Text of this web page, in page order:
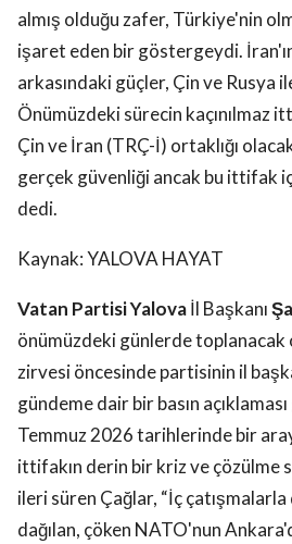
almış olduğu zafer, Türkiye'nin
işaret eden bir göstergeydi.
arkasındaki güçler, Çin ve Rusya
Önümüzdeki sürecin kaçınılmaz
Çin ve İran (TRÇ-İ) ortaklığı
gerçek güvenliği ancak bu ittifak
dedi.
Kaynak: YALOVA HAYAT
Vatan Partisi Yalovaİl Başkanı
önümüzdeki günlerde toplanacak
zirvesi öncesinde partisinin il
gündeme dair bir basın
Temmuz 2026 tarihlerinde bir
ittifakın derin bir kriz ve çözülme
ileri süren Çağlar, “İç
dağılan, çöken NATO'nun